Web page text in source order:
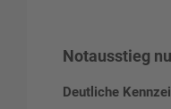
Notausstieg
Deutliche